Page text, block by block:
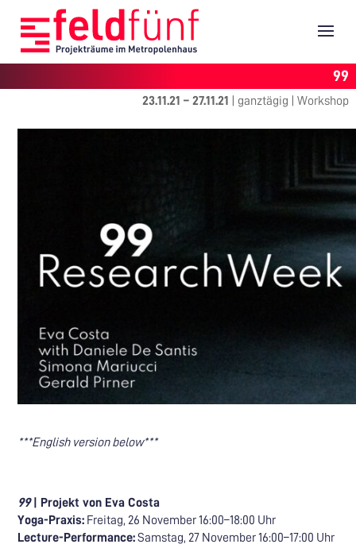
99
23.11.21 – 27.11.21 ganztägig |Workshop
***English version below***
99
| Projekt von Eva Costa
Yoga-Praxis: Freitag, 26 November 16:00–18:00 Uhr
Lecture-Performance:Samstag, 27 November 16:00–17:00 Uhr